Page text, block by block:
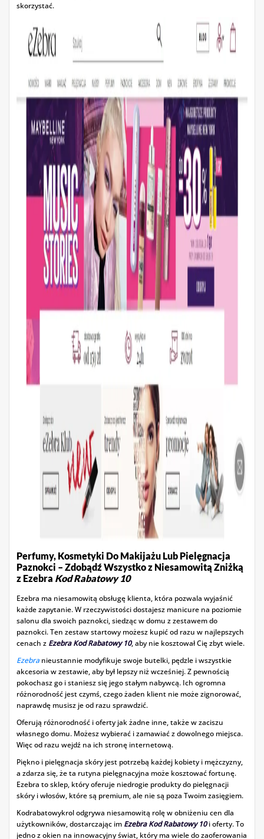
skorzystać.
Perfumy, Kosmetyki Do Makijażu Lub Pielęgnacja
Paznokci – Zdobądź Wszystko z Niesamowitą Zniżką
z Ezebra Kod Rabatowy 10
Ezebra ma niesamowitą obsługę klienta, która pozwala wyjaśnić
każde zapytanie. W rzeczywistości dostajesz manicure na poziomie
salonu dla swoich paznokci, siedząc w domu z zestawem do
paznokci. Ten zestaw startowy możesz kupić od razu w najlepszych
cenach z Ezebra Kod Rabatowy 10, aby nie kosztował Cię zbyt wiele.
Ezebra nieustannie modyfikuje swoje butelki, pędzle i wszystkie
akcesoria w zestawie, aby był lepszy niż wcześniej. Z pewnością
pokochasz go i staniesz się jego stałym nabywcą. Ich ogromna
różnorodność jest czymś, czego żaden klient nie może zignorować,
naprawdę musisz je od razu sprawdzić.
Oferują różnorodność i oferty jak żadne inne, także w zaciszu
własnego domu. Możesz wybierać i zamawiać z dowolnego miejsca.
Więc od razu wejdź na ich stronę internetową.
Piękno i pielęgnacja skóry jest potrzebą każdej kobiety i mężczyzny,
a zdarza się, że ta rutyna pielęgnacyjna może kosztować fortunę.
Ezebra to sklep, który oferuje niedrogie produkty do pielęgnacji
skóry i włosów, które są premium, ale nie są poza Twoim zasięgiem.
Kodrabatowykrol odgrywa niesamowitą rolę w obniżeniu cen dla
użytkowników, dostarczając im Ezebra Kod Rabatowy 10i oferty. To
jedno z okien na innowacyjny świat, który ma wiele do zaoferowania